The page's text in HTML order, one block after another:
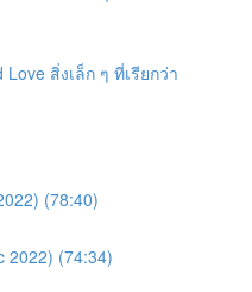
สิ่งเล็ก ๆ ที่เรียกว่า
(78:40)
2022) (74:34)